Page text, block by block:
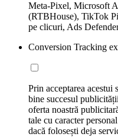
Meta-Pixel, Microsoft
(RTBHouse), TikTok
pe clicuri, Ads
Conversion Tracking
Prin acceptarea acestui
bine succesul
oferta noastră
tale cu caracter
dacă folosești deja